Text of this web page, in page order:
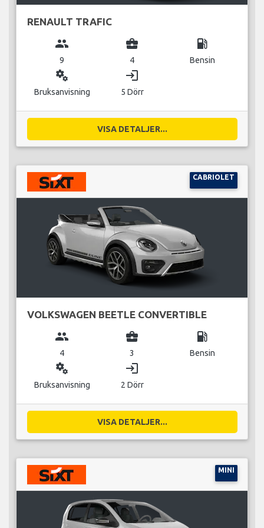
RENAULT TRAFIC
group
9
business_center
4
local_gas_station
Bensin
miscellaneous_services
Bruksanvisning
login
5 Dörr
VISA DETALJER...
CABRIOLET
VOLKSWAGEN BEETLE CONVERTIBLE
group
4
business_center
3
local_gas_station
Bensin
miscellaneous_services
Bruksanvisning
login
2 Dörr
VISA DETALJER...
MINI